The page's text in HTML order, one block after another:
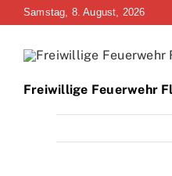
Zum
springen
Samstag, 8. August, 2026
Freiwillige Feuerwehr